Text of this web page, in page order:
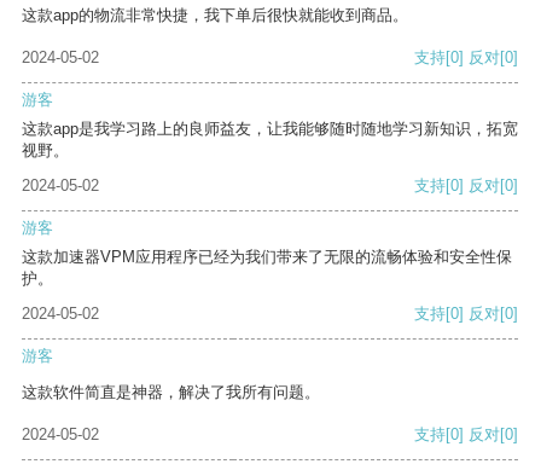
这款app的物流非常快捷，我下单后很快就能收到商品。
2024-05-02 支持[0] 反对[0]
游客
这款app是我学习路上的良师益友，让我能够随时随地学习新知识，拓宽
视野。
2024-05-02
支持[0] 反对[0]
游客
这款加速器VPM应用程序已经为我们带来了无限的流畅体验和安全性保
护。
2024-05-02
支持[0] 反对[0]
游客
这款软件简直是神器，解决了我所有问题。
2024-05-02 支持[0] 反对[0]